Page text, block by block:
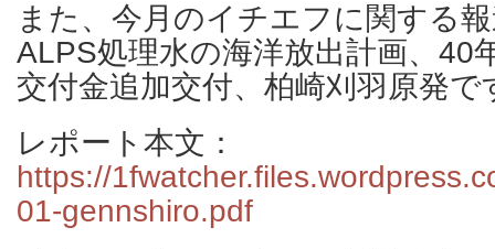
また、今月のイチエフに関する
ALPS処理水の海洋放出計画、40
交付金追加交付、柏崎刈羽原発で
レポート本文：
https://
01-gennshiro.pdf